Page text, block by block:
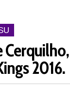
2016.